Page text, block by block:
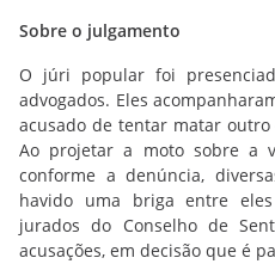
Sobre o julgamento
O júri popular foi
advogados. Eles
acusado de tentar matar outro
Ao projetar a moto sobre a
conforme a denúncia,
havido uma briga entre
jurados do Conselho de
acusações, em decisão que é